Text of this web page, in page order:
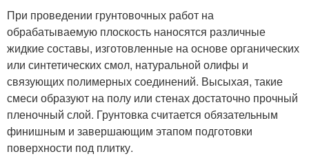
При проведении грунтовочных работ на
обрабатываемую плоскость наносятся различные
жидкие составы, изготовленные на основе органических
или синтетических смол, натуральной олифы и
связующих полимерных соединений. Высыхая, такие
смеси образуют на полу или стенах достаточно прочный
пленочный слой. Грунтовка считается обязательным
финишным и завершающим этапом подготовки
поверхности под плитку.